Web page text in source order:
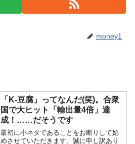
money1
「K-豆腐」ってなんだ(笑)。合衆
国で大ヒット「輸出量4倍」達
成！……だそうです
最初に小ネタであることをお断りして始
めさせていただきます。誠に申し訳あり